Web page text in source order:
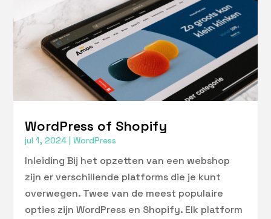
WordPress of Shopify
jul 1, 2024 |WordPress
Inleiding Bij het opzetten van een webshop
zijn er verschillende platforms die je kunt
overwegen. Twee van de meest populaire
opties zijn WordPress en Shopify. Elk platform